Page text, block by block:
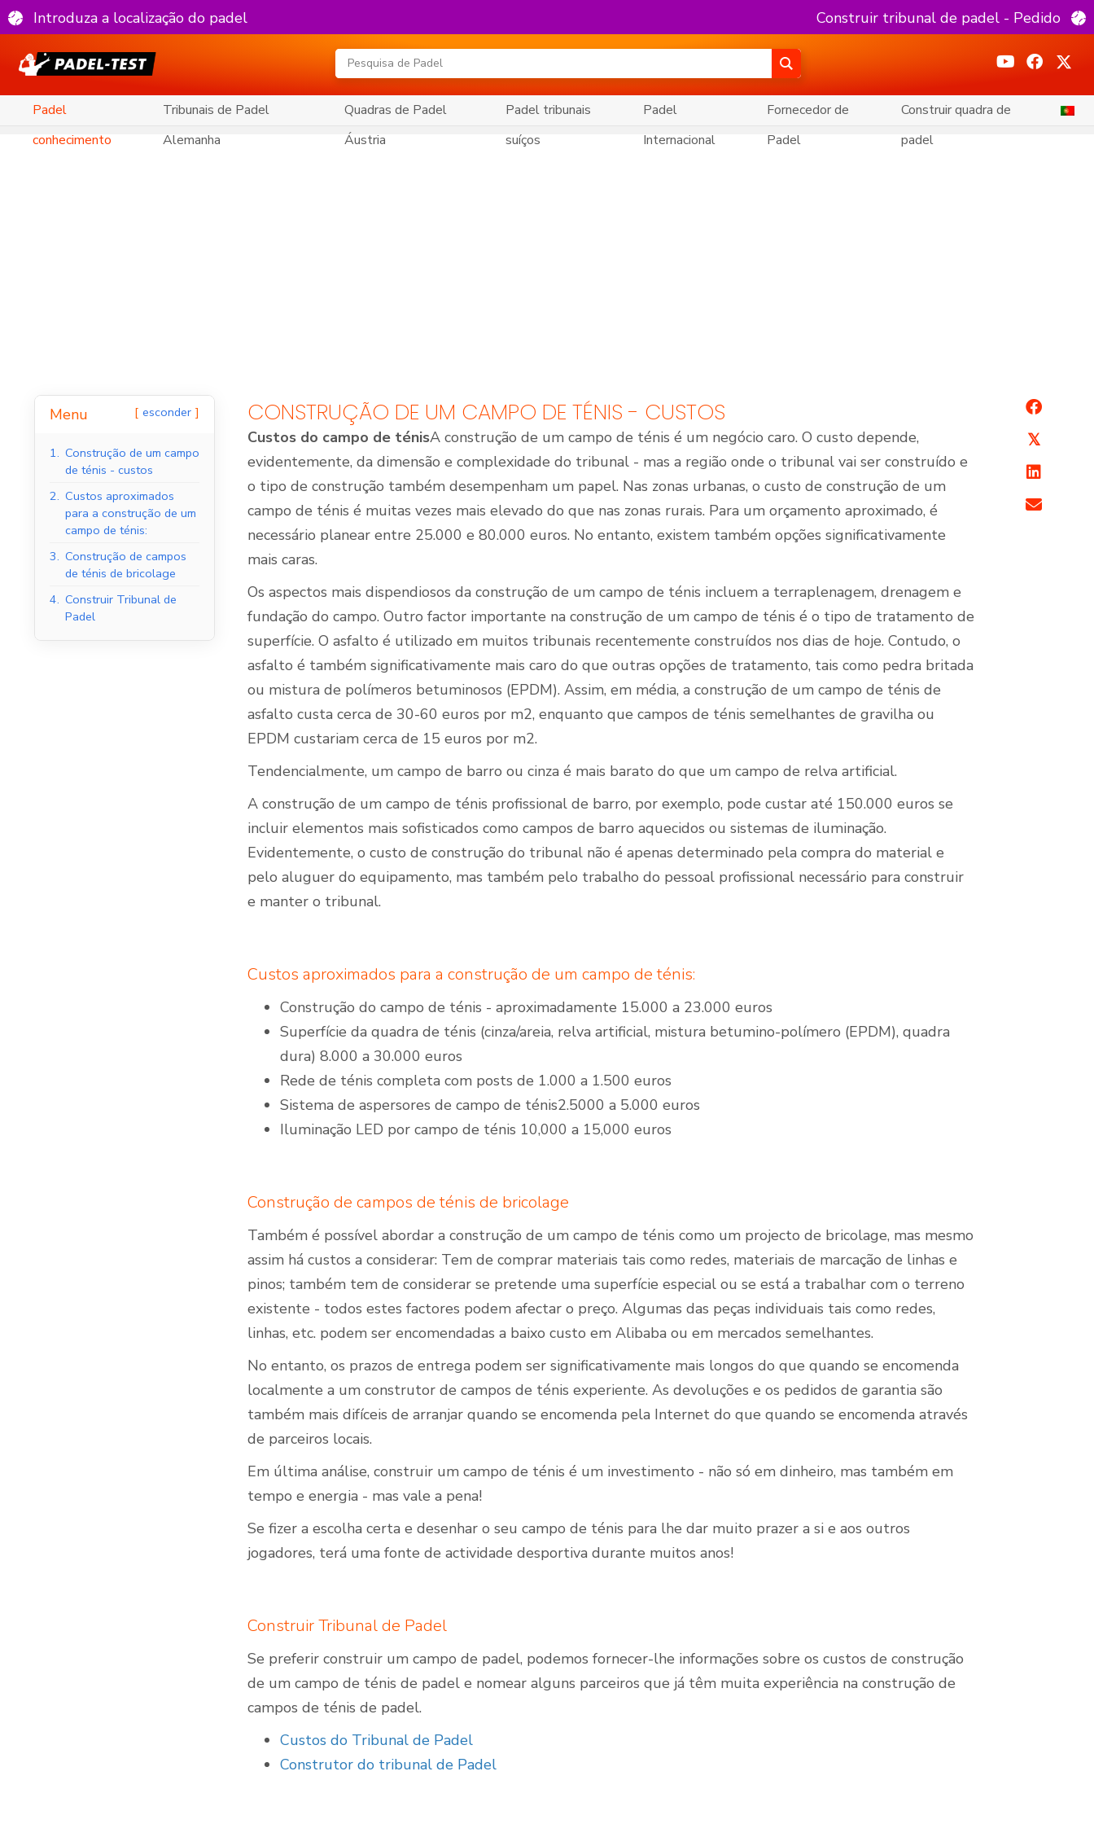
Introduza a localização do padel Construir tribunal de padel - Pedido
Padel
conhecimento
Tribunais de Padel
Alemanha
Quadras de Padel
Áustria
Padel tribunais
suíços
Padel
Internacional
Fornecedor de
Padel
Construir quadra de
padel
Menu esconder
1. Construção de um campo
de ténis - custos
2. Custos aproximados
para a construção de um
campo de ténis:
3. Construção de campos
de ténis de bricolage
4. Construir Tribunal de
Padel
CONSTRUÇÃO DE UM CAMPO DE TÉNIS - CUSTOS
Custos do campo de ténisA construção de um campo de ténis é um negócio caro. O custo depende,
evidentemente, da dimensão e complexidade do tribunal - mas a região onde o tribunal vai ser construído e
o tipo de construção também desempenham um papel. Nas zonas urbanas, o custo de construção de um
campo de ténis é muitas vezes mais elevado do que nas zonas rurais. Para um orçamento aproximado, é
necessário planear entre 25.000 e 80.000 euros. No entanto, existem também opções significativamente
mais caras.
Os aspectos mais dispendiosos da construção de um campo de ténis incluem a terraplenagem, drenagem e
fundação do campo. Outro factor importante na construção de um campo de ténis é o tipo de tratamento de
superfície. O asfalto é utilizado em muitos tribunais recentemente construídos nos dias de hoje. Contudo, o
asfalto é também significativamente mais caro do que outras opções de tratamento, tais como pedra britada
ou mistura de polímeros betuminosos (EPDM). Assim, em média, a construção de um campo de ténis de
asfalto custa cerca de 30-60 euros por m2, enquanto que campos de ténis semelhantes de gravilha ou
EPDM custariam cerca de 15 euros por m2.
Tendencialmente, um campo de barro ou cinza é mais barato do que um campo de relva artificial.
A construção de um campo de ténis profissional de barro, por exemplo, pode custar até 150.000 euros se
incluir elementos mais sofisticados como campos de barro aquecidos ou sistemas de iluminação.
Evidentemente, o custo de construção do tribunal não é apenas determinado pela compra do material e
pelo aluguer do equipamento, mas também pelo trabalho do pessoal profissional necessário para construir
e manter o tribunal.
Custos aproximados para a construção de um campo de ténis:
Construção do campo de ténis - aproximadamente 15.000 a 23.000 euros
Superfície da quadra de ténis (cinza/areia, relva artificial, mistura betumino-polímero (EPDM), quadra
dura) 8.000 a 30.000 euros
Rede de ténis completa com posts de 1.000 a 1.500 euros
Sistema de aspersores de campo de ténis2.5000 a 5.000 euros
Iluminação LED por campo de ténis 10,000 a 15,000 euros
Construção de campos de ténis de bricolage
Também é possível abordar a construção de um campo de ténis como um projecto de bricolage, mas mesmo
assim há custos a considerar: Tem de comprar materiais tais como redes, materiais de marcação de linhas e
pinos; também tem de considerar se pretende uma superfície especial ou se está a trabalhar com o terreno
existente - todos estes factores podem afectar o preço. Algumas das peças individuais tais como redes,
linhas, etc. podem ser encomendadas a baixo custo em Alibaba ou em mercados semelhantes.
No entanto, os prazos de entrega podem ser significativamente mais longos do que quando se encomenda
localmente a um construtor de campos de ténis experiente. As devoluções e os pedidos de garantia são
também mais difíceis de arranjar quando se encomenda pela Internet do que quando se encomenda através
de parceiros locais.
Em última análise, construir um campo de ténis é um investimento - não só em dinheiro, mas também em
tempo e energia - mas vale a pena!
Se fizer a escolha certa e desenhar o seu campo de ténis para lhe dar muito prazer a si e aos outros
jogadores, terá uma fonte de actividade desportiva durante muitos anos!
Construir Tribunal de Padel
Se preferir construir um campo de padel, podemos fornecer-lhe informações sobre os custos de construção
de um campo de ténis de padel e nomear alguns parceiros que já têm muita experiência na construção de
campos de ténis de padel.
Custos do Tribunal de Padel
Construtor do tribunal de Padel
𝕏
Tribunais de Padel
Interior
Quadras de Padel ao
ar livre